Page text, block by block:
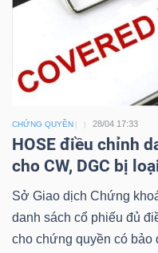
CHỨNG QUYỀN 28/04 17:33
HOSE điều chỉnh
cho CW, DGC bị
Sở Giao dịch Chứng
danh sách cổ phiếu đủ
cho chứng quyền có bảo